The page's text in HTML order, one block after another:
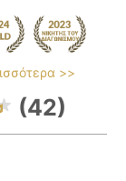
>>
(42)